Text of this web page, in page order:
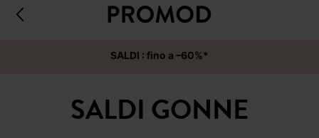
SALDI : fino a –60%*
SALDI GONNE